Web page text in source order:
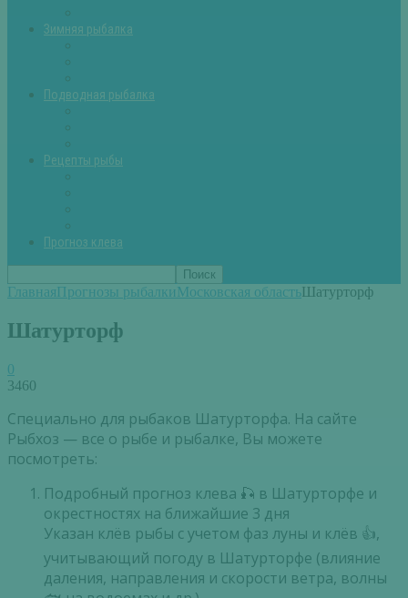
Зимняя рыбалка
Подводная рыбалка
Рецепты рыбы
Прогноз клева
ГлавнаяПрогнозы рыбалкиМосковская областьШатурторф
Шатурторф
0
3460
Специально для рыбаков Шатурторфа. На сайте
Рыбхоз — все о рыбе и рыбалке, Вы можете
посмотреть:
Подробный прогноз клева 🎣 в Шатурторфе и
окрестностях на ближайшие 3 дня
Указан клёв рыбы с учетом фаз луны и клёв 👍,
учитывающий погоду в Шатурторфе (влияние
даления, направления и скорости ветра, волны